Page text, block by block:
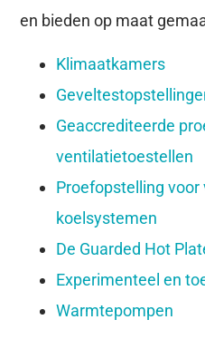
en bieden op maat
Klimaatkamers
Geaccrediteerde
ventilatietoestellen
Proefopstelling
koelsystemen
De Guarded Hot
Experimenteel en
Warmtepompen